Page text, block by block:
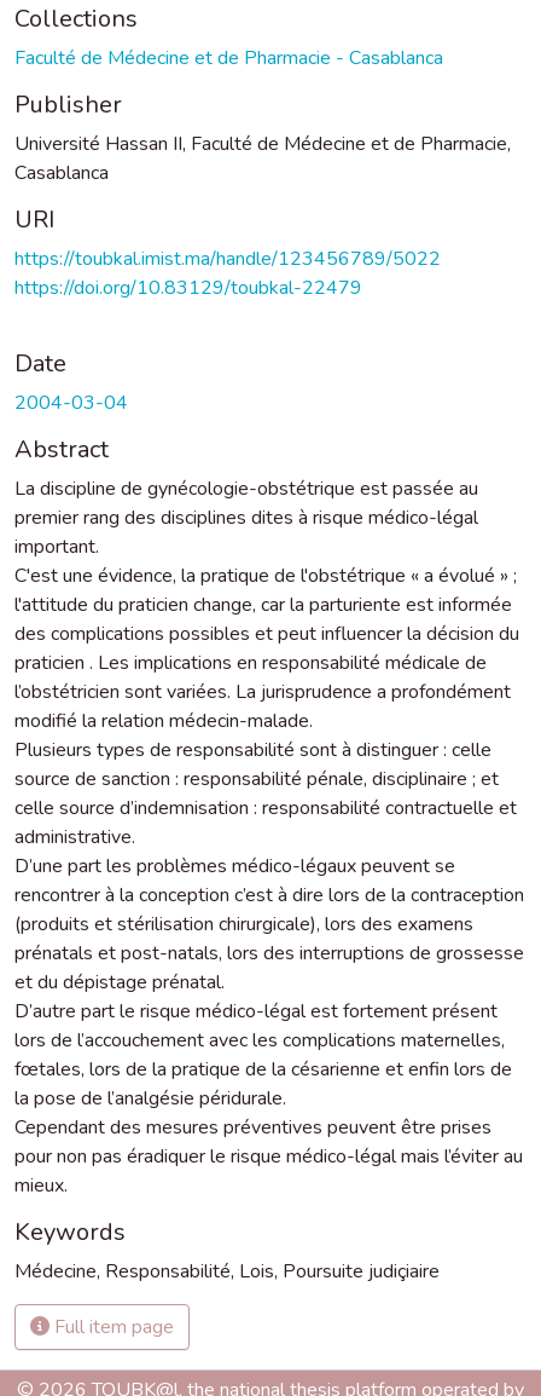
Collections
Faculté de Médecine et de Pharmacie - Casablanca
Publisher
Université Hassan II, Faculté de Médecine et de Pharmacie,
Casablanca
URI
https://toubkal.imist.ma/handle/123456789/5022
https://doi.org/10.83129/toubkal-22479
Date
2004-03-04
Abstract
La discipline de gynécologie-obstétrique est passée au
premier rang des disciplines dites à risque médico-légal
important.
C'est une évidence, la pratique de l'obstétrique « a évolué » ;
l'attitude du praticien change, car la parturiente est informée
des complications possibles et peut influencer la décision du
praticien . Les implications en responsabilité médicale de
l’obstétricien sont variées. La jurisprudence a profondément
modifié la relation médecin-malade.
Plusieurs types de responsabilité sont à distinguer : celle
source de sanction : responsabilité pénale, disciplinaire ; et
celle source d’indemnisation : responsabilité contractuelle et
administrative.
D’une part les problèmes médico-légaux peuvent se
rencontrer à la conception c’est à dire lors de la contraception
(produits et stérilisation chirurgicale), lors des examens
prénatals et post-natals, lors des interruptions de grossesse
et du dépistage prénatal.
D’autre part le risque médico-légal est fortement présent
lors de l’accouchement avec les complications maternelles,
fœtales, lors de la pratique de la césarienne et enfin lors de
la pose de l’analgésie péridurale.
Cependant des mesures préventives peuvent être prises
pour non pas éradiquer le risque médico-légal mais l’éviter au
mieux.
Keywords
Médecine, Responsabilité, Lois, Poursuite judiçiaire
Full item page
© 2026 TOUBK@l, the national thesis platform operated by